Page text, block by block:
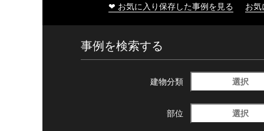
❤ お気に入り保存した事例を見る お
事例を検索する
建物分類 選択
部位 選択